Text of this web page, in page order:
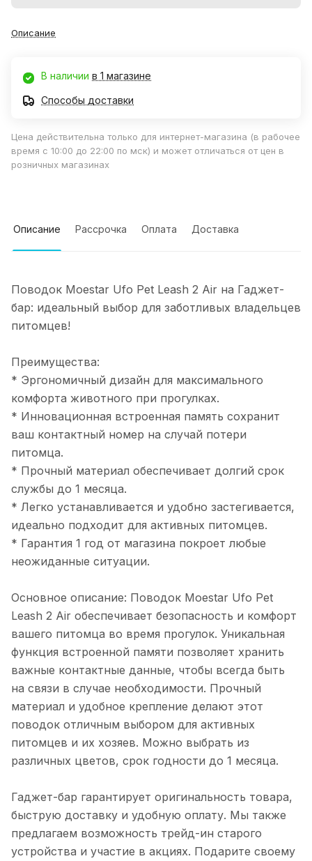
Описание
В наличии в 1 магазине
Способы доставки
Цена действительна только для интернет-магазина (в рабочее
время с 10:00 до 22:00 по мск) и может отличаться от цен в
розничных магазинах
Описание Рассрочка Оплата Доставка
Поводок Moestar Ufo Pet Leash 2 Air на Гаджет-
бар: идеальный выбор для заботливых владельцев
питомцев!
Преимущества:
* Эргономичный дизайн для максимального
комфорта животного при прогулках.
* Инновационная встроенная память сохранит
ваш контактный номер на случай потери
питомца.
* Прочный материал обеспечивает долгий срок
службы до 1 месяца.
* Легко устанавливается и удобно застегивается,
идеально подходит для активных питомцев.
* Гарантия 1 год от магазина покроет любые
неожиданные ситуации.
Основное описание: Поводок Moestar Ufo Pet
Leash 2 Air обеспечивает безопасность и комфорт
вашего питомца во время прогулок. Уникальная
функция встроенной памяти позволяет хранить
важные контактные данные, чтобы всегда быть
на связи в случае необходимости. Прочный
материал и удобное крепление делают этот
поводок отличным выбором для активных
питомцев и их хозяев. Можно выбрать из
различных цветов, срок годности до 1 месяца.
Гаджет-бар гарантирует оригинальность товара,
быструю доставку и удобную оплату. Мы также
предлагаем возможность трейд-ин старого
устройства и участие в акциях. Подарите своему